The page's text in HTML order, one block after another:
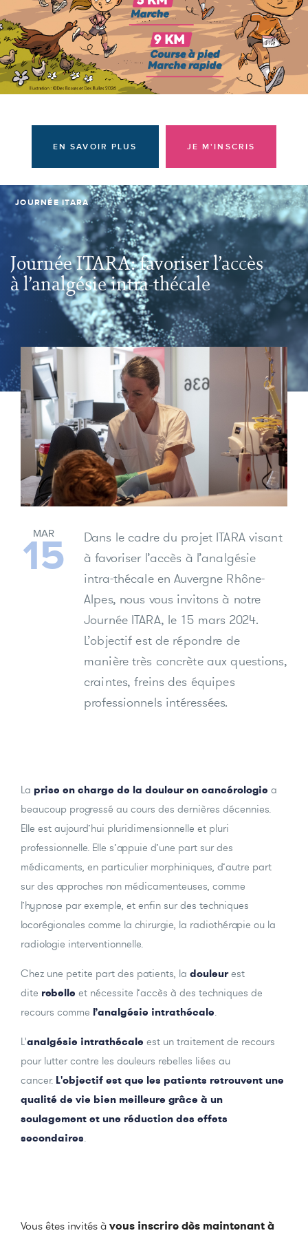
Actualités
Prendre rendez-vous
EN SAVOIR PLUS JE M'INSCRIS
JOURNÉE ITARA
Journée ITARA: favoriser l’accès
à l’analgésie intra-thécale
MAR
15
Dans le cadre du projet ITARA visant
à favoriser l’accès à l’analgésie
intra-thécale en Auvergne Rhône-
Alpes, nous vous invitons à notre
Journée ITARA, le 15 mars 2024.
L’objectif est de répondre de
manière très concrète aux questions,
craintes, freins des équipes
professionnels intéressées.
La prise en charge de la douleur en cancérologie a
beaucoup progressé au cours des dernières décennies.
Elle est aujourd’hui pluridimensionnelle et pluri
professionnelle. Elle s’appuie d’une part sur des
médicaments, en particulier morphiniques, d’autre part
sur des approches non médicamenteuses, comme
l’hypnose par exemple, et enfin sur des techniques
locorégionales comme la chirurgie, la radiothérapie ou la
radiologie interventionnelle.
Chez une petite part des patients, la douleurest
dite rebelle et nécessite l’accès à des techniques de
recours comme l’analgésie intrathécale.
L'analgésie intrathécale est un traitement de recours
pour lutter contre les douleurs rebelles liées au
cancer. L'objectif est que les patients retrouvent une
qualité de vie bien meilleure grâce à un
soulagement et une réduction des effets
secondaires.
Vous êtes invités à vous inscrire dès maintenant à